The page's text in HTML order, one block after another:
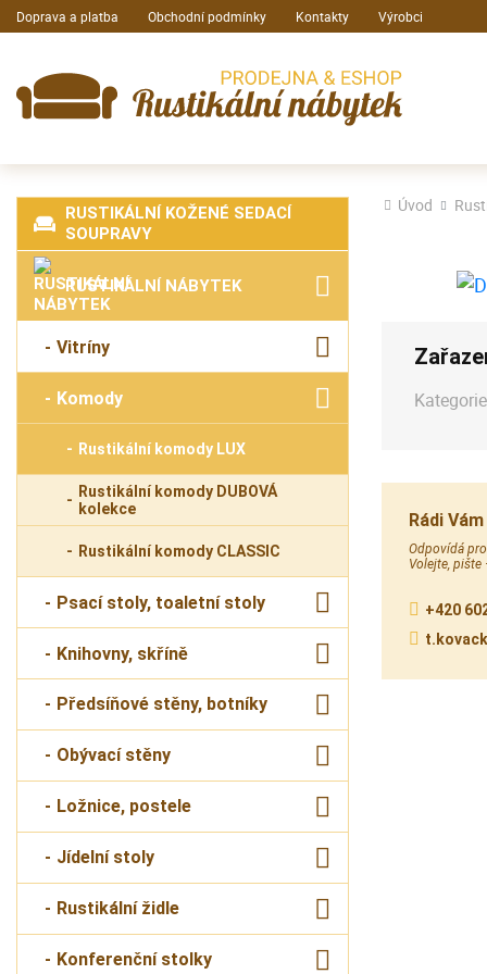
Doprava a platba Obchodní podmínky Kontakty Výrobci
RUSTIKÁLNÍ KOŽENÉ SEDACÍ
SOUPRAVY
RUSTIKÁLNÍ NÁBYTEK
Vitríny
Komody
Rustikální komody LUX
Rustikální komody DUBOVÁ
kolekce
Rustikální komody CLASSIC
Psací stoly, toaletní stoly
Knihovny, skříně
Předsíňové stěny, botníky
Obývací stěny
Ložnice, postele
Jídelní stoly
Rustikální židle
Konferenční stolky
Úvod
Rádi
Odpovídá
Volejte, pište
+420